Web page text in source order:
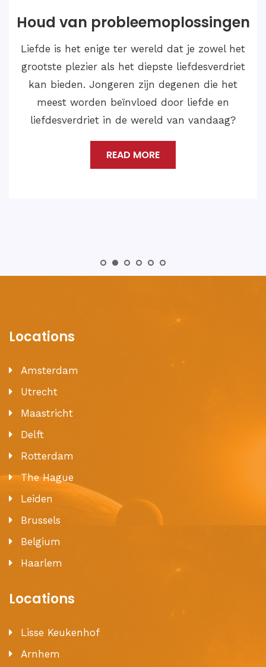
Huwelijksoplossingen
Als we dergelijke gevallen van Love Marriage
Problem Solution willen oplossen en een
gelukkig en bevredigend leven willen leiden
met de liefde van je leven, dan moet je
contact opnemen met Astroloog Medium
READ MORE
Locations
Amsterdam
Utrecht
Maastricht
Delft
Rotterdam
The Hague
Leiden
Brussels
Belgium
Haarlem
Locations
Lisse Keukenhof
Arnhem